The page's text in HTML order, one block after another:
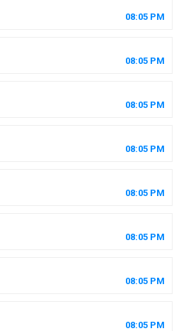
08:05 PM
08:05 PM
08:05 PM
08:05 PM
08:05 PM
08:05 PM
08:05 PM
08:05 PM